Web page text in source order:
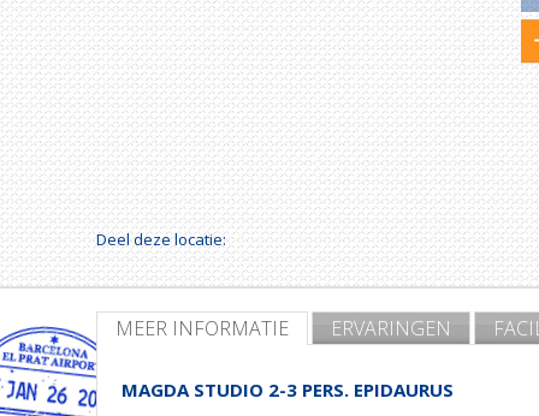
Deel deze locatie:
MEER INFORMATIE ERVARINGEN
MAGDA STUDIO 2-3 PERS. EPIDAURUS